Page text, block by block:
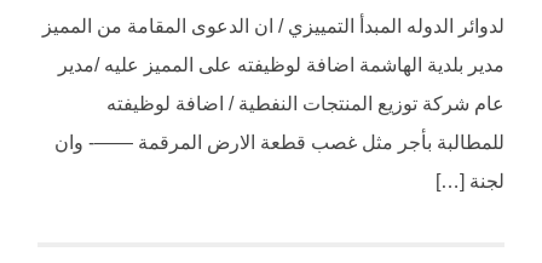
لدوائر الدوله المبدأ التمييزي / ان الدعوى المقامة من المميز
مدير بلدية الهاشمة اضافة لوظيفته على المميز عليه /مدير
عام شركة توزيع المنتجات النفطية / اضافة لوظيفته
للمطالبة بأجر مثل غصب قطعة الارض المرقمة ——- وان
لجنة […]